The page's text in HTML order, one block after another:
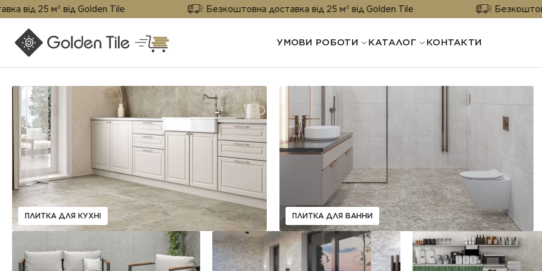
25 м² від Golden Tile Безкоштовна доставка від 25 м² від Golden Tile Безкоштовна
УМОВИ РОБОТИ КАТАЛОГ КОНТАКТИ
ПЛИТКА ДЛЯ КУХНІ ПЛИТКА ДЛЯ ВАННИ